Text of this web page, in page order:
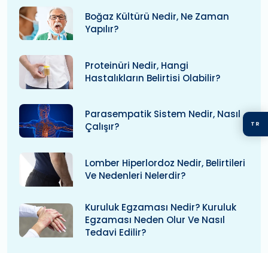
TR
Boğaz Kültürü Nedir, Ne Zaman
Yapılır?
Proteinüri Nedir, Hangi
Hastalıkların Belirtisi Olabilir?
Parasempatik Sistem Nedir, Nasıl
Çalışır?
Lomber Hiperlordoz Nedir, Belirtileri
Ve Nedenleri Nelerdir?
Kuruluk Egzaması Nedir? Kuruluk
Egzaması Neden Olur Ve Nasıl
Tedavi Edilir?